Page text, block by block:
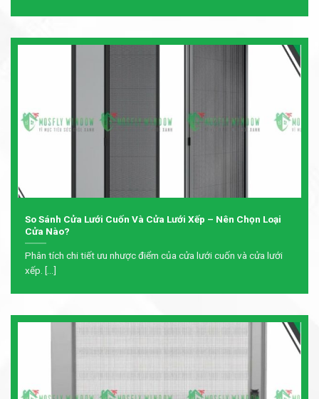
So Sánh Cửa Lưới Cuốn Và Cửa Lưới Xếp – Nên Chọn Loại
Cửa Nào?
Phân tích chi tiết ưu nhược điểm của cửa lưới cuốn và cửa lưới
xếp. [...]